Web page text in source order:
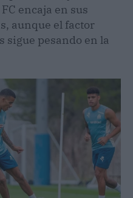
a España:
y Betis
el nombre
LaLiga. Según ha
intermediarios
sus servicios
de la zona noble.
Villarreal,
salto de calidad en
en Greenwood al
sus ataques.